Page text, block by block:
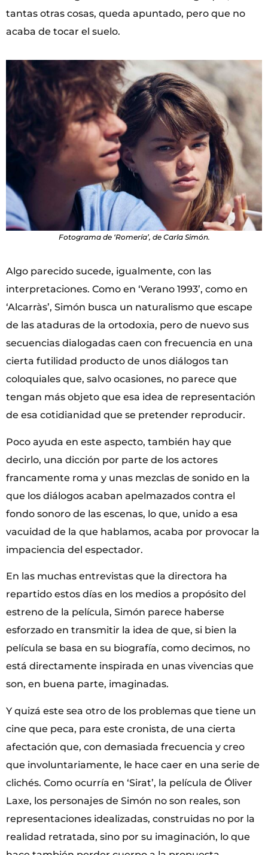
tantas otras cosas, queda apuntado, pero que no
acaba de tocar el suelo.
Fotograma de ‘Romería’, de Carla Simón.
Algo parecido sucede, igualmente, con las
interpretaciones. Como en ‘Verano 1993’, como en
‘Alcarràs’, Simón busca un naturalismo que escape
de las ataduras de la ortodoxia, pero de nuevo sus
secuencias dialogadas caen con frecuencia en una
cierta futilidad producto de unos diálogos tan
coloquiales que, salvo ocasiones, no parece que
tengan más objeto que esa idea de representación
de esa cotidianidad que se pretender reproducir.
Poco ayuda en este aspecto, también hay que
decirlo, una dicción por parte de los actores
francamente roma y unas mezclas de sonido en la
que los diálogos acaban apelmazados contra el
fondo sonoro de las escenas, lo que, unido a esa
vacuidad de la que hablamos, acaba por provocar la
impaciencia del espectador.
En las muchas entrevistas que la directora ha
repartido estos días en los medios a propósito del
estreno de la película, Simón parece haberse
esforzado en transmitir la idea de que, si bien la
película se basa en su biografía, como decimos, no
está directamente inspirada en unas vivencias que
son, en buena parte, imaginadas.
Y quizá este sea otro de los problemas que tiene un
cine que peca, para este cronista, de una cierta
afectación que, con demasiada frecuencia y creo
que involuntariamente, le hace caer en una serie de
clichés. Como ocurría en ‘Sirat’, la película de Óliver
Laxe, los personajes de Simón no son reales, son
representaciones idealizadas, construidas no por la
realidad retratada, sino por su imaginación, lo que